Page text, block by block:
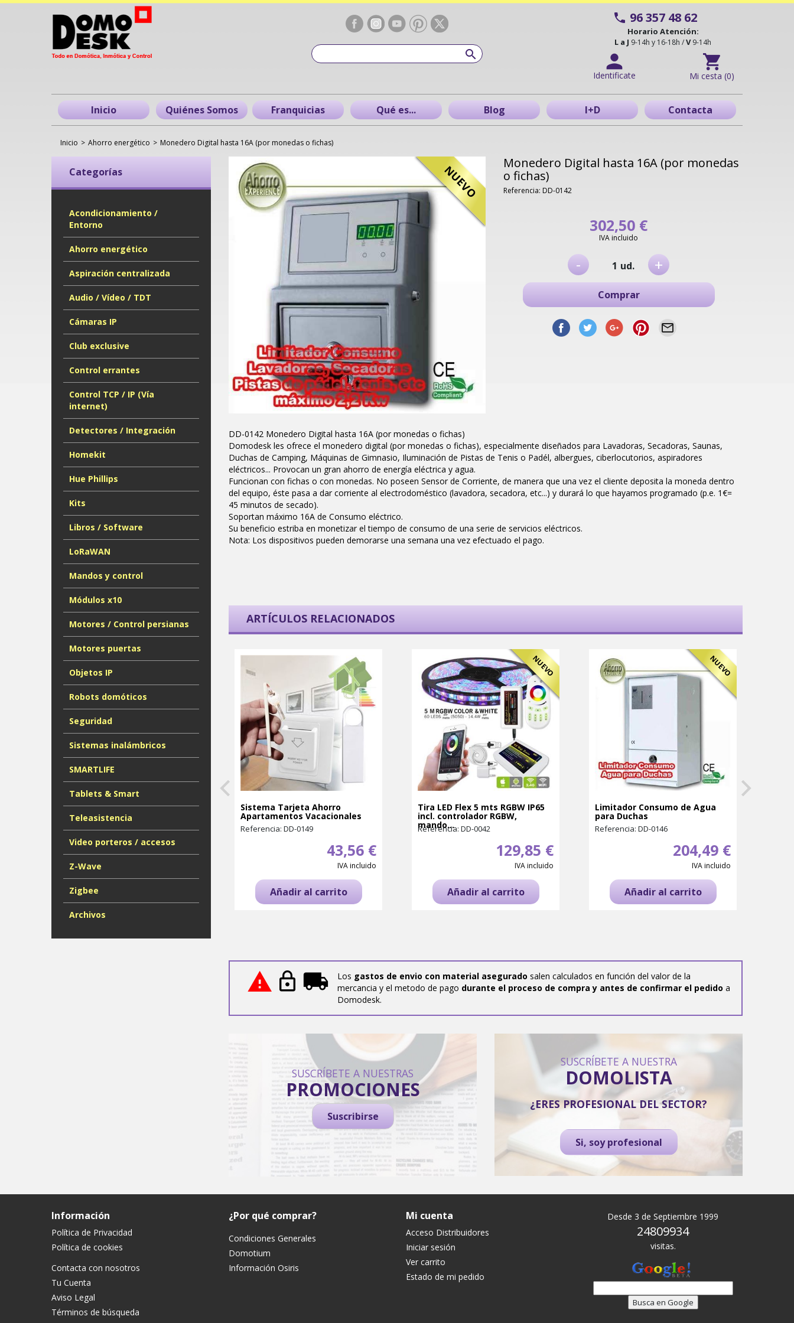
96 357 48 62
Horario Atención:
L a J 9-14h y 16-18h /V9-14h
Identificate Mi cesta (0)
Inicio Quiénes Somos Franquicias Qué es... Blog I+D Contacta
Inicio > Ahorro energético > Monedero Digital hasta 16A (por monedas o fichas)
Categorías
Acondicionamiento /
Entorno
Ahorro energético
Aspiración centralizada
Audio / Vídeo / TDT
Cámaras IP
Club exclusive
Control errantes
Control TCP / IP (Vía
internet)
Detectores / Integración
Homekit
Hue Phillips
Kits
Libros / Software
LoRaWAN
Mandos y control
Módulos x10
Motores / Control persianas
Motores puertas
Objetos IP
Robots domóticos
Seguridad
Sistemas inalámbricos
SMARTLIFE
Tablets & Smart
Teleasistencia
Video porteros / accesos
Z-Wave
Zigbee
Archivos
NUEVO
Monedero Digital hasta 16A (por monedas
o fichas)
Referencia: DD-0142
302,50 €
IVA incluido
- ud. +
Comprar
DD-0142 Monedero Digital hasta 16A (por monedas o fichas)
Domodesk les ofrece el monedero digital (por monedas o fichas), especialmente diseñados para Lavadoras, Secadoras, Saunas,
Duchas de Camping, Máquinas de Gimnasio, Iluminación de Pistas de Tenis o Padél, albergues, ciberlocutorios, aspiradores
eléctricos... Provocan un gran ahorro de energía eléctrica y agua.
Funcionan con fichas o con monedas. No poseen Sensor de Corriente, de manera que una vez el cliente deposita la moneda dentro
del equipo, éste pasa a dar corriente al electrodoméstico (lavadora, secadora, etc...) y durará lo que hayamos programado (p.e. 1€=
45 minutos de secado).
Soportan máximo 16A de Consumo eléctrico.
Su beneficio estriba en monetizar el tiempo de consumo de una serie de servicios eléctricos.
Nota: Los dispositivos pueden demorarse una semana una vez efectuado el pago.
ARTÍCULOS RELACIONADOS
Sistema Tarjeta Ahorro
Apartamentos Vacacionales
Referencia: DD-0149
43,56 €
IVA incluido
Añadir al carrito
NUEVO
Tira LED Flex 5 mts RGBW IP65
incl. controlador RGBW,
mando...
Referencia: DD-0042
129,85 €
IVA incluido
Añadir al carrito
NUEVO
Limitador Consumo de Agua
para Duchas
Referencia: DD-0146
204,49 €
IVA incluido
Añadir al carrito
Los gastos de envio con material asegurado salen calculados en función del valor de la
mercancia y el metodo de pago durante el proceso de compra y antes de confirmar el pedido a
Domodesk.
SUSCRÍBETE A NUESTRAS
PROMOCIONES
Suscribirse
SUSCRÍBETE A NUESTRA
DOMOLISTA
¿ERES PROFESIONAL DEL SECTOR?
Si, soy profesional
Información
Política de Privacidad
Política de cookies
Contacta con nosotros
Tu Cuenta
Aviso Legal
Términos de búsqueda
¿Por qué comprar?
Condiciones Generales
Domotium
Información Osiris
Mi cuenta
Acceso Distribuidores
Iniciar sesión
Ver carrito
Estado de mi pedido
Desde 3 de Septiembre 1999
24809934
visitas.